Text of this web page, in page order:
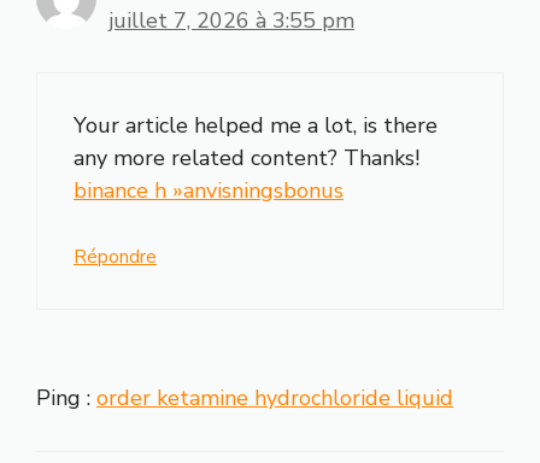
juillet 7, 2026 à 3:55 pm
Your article helped me a lot, is there
any more related content? Thanks!
binance h »anvisningsbonus
Répondre
Ping : order ketamine hydrochloride liquid